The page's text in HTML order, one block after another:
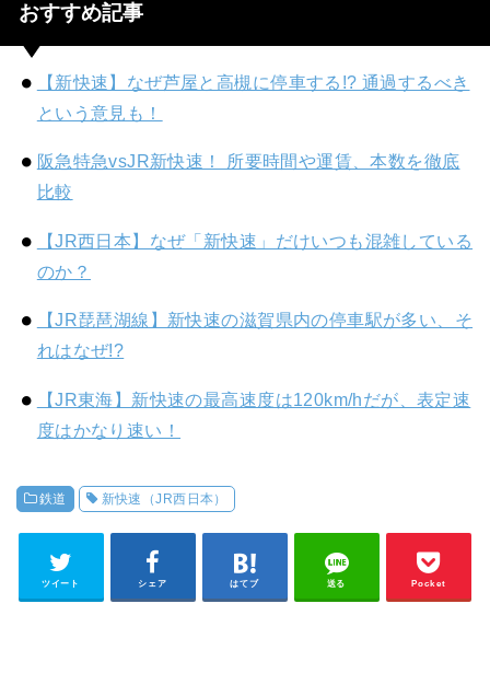
おすすめ記事
【新快速】なぜ芦屋と高槻に停車する!? 通過するべき
という意見も！
阪急特急vsJR新快速！ 所要時間や運賃、本数を徹底
比較
【JR西日本】なぜ「新快速」だけいつも混雑している
のか？
【JR琵琶湖線】新快速の滋賀県内の停車駅が多い、そ
れはなぜ!?
【JR東海】新快速の最高速度は120km/hだが、表定速
度はかなり速い！
鉄道 新快速（JR西日本）
ツイート シェア はてブ 送る Pocket